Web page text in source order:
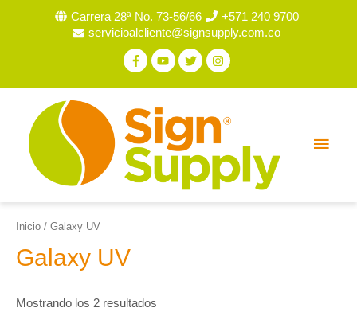
Carrera 28ª No. 73-56/66
+571 240 9700
servicioalcliente@signsupply.com.co
Inicio / Galaxy UV
Galaxy UV
Mostrando los 2 resultados